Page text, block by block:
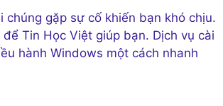
gặp sự cố khiến bạn khó chịu.
Tin Học Việt giúp bạn. Dịch vụ cài
hành Windows một cách nhanh